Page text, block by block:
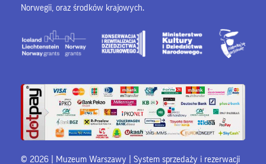
Norwegii, oraz środków krajowych.
© 2026 | Muzeum Warszawy | System sprzedaży i rezerwacji